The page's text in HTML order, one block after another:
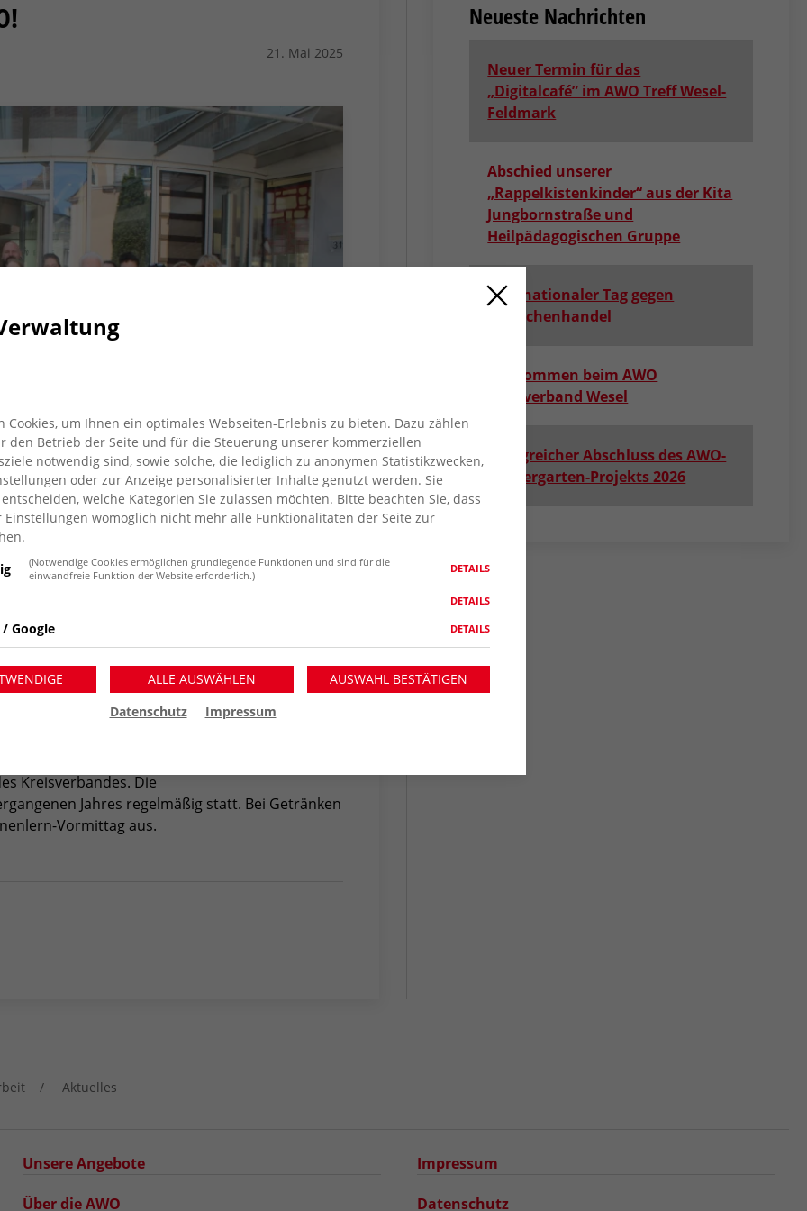
21. Mai 2025
19.05.2025
Kreisverband Wesel zu einer
Mitarbeiter*innen in einem
Weise willkommen zu heißen.
Einrichtungen tätig sein werden, konnten
begrüßt werden. Es gab Einblicke in
Kreisverbandes. Die
Jahres regelmäßig statt. Bei Getränken
Vormittag aus.
Neueste Nachrichten
Neuer Termin für das
„Digitalcafé” im AWO Treff Wesel-
Feldmark
Abschied unserer
„Rappelkistenkinder“ aus der Kita
Jungbornstraße und
Heilpädagogischen Gruppe
Internationaler Tag gegen
Menschenhandel
Willkommen beim AWO
Kreisverband Wesel
Erfolgreicher Abschluss des AWO-
Zaubergarten-Projekts 2026
Aktuelles
Unsere Angebote
Über die AWO
Impressum
Datenschutz
Cookies, um Ihnen ein optimales Webseiten-Erlebnis zu bieten. Dazu zählen
den Betrieb der Seite und für die Steuerung unserer kommerziellen
notwendig sind, sowie solche, die lediglich zu anonymen Statistikzwecken,
oder zur Anzeige personalisierter Inhalte genutzt werden. Sie
welche Kategorien Sie zulassen möchten. Bitte beachten Sie, dass
Einstellungen womöglich nicht mehr alle Funktionalitäten der Seite zur
(Notwendige Cookies ermöglichen grundlegende Funktionen und sind für die
einwandfreie Funktion der Website erforderlich.)
DETAILS
DETAILS
Google DETAILS
ALLE AUSWÄHLEN
AUSWAHL BESTÄTIGEN
Datenschutz
Impressum